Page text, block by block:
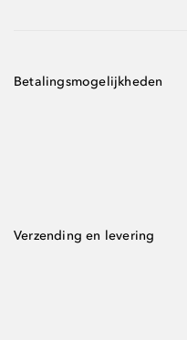
Betalingsmogelijkheden
Verzending en levering